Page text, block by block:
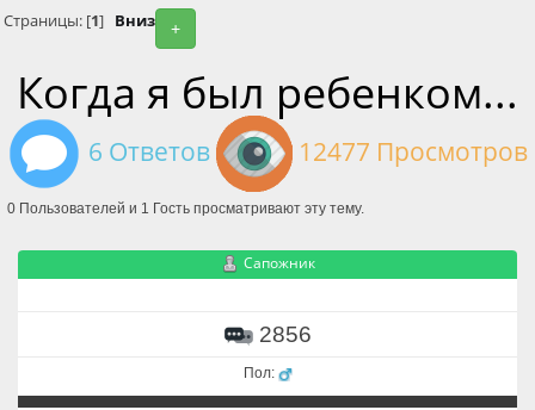
+
Страницы: [1] Вниз
Когда я был ребенком...
6 Ответов 12477 Просмотров
0 Пользователей и 1 Гость просматривают эту тему.
Сапожник
2856
Пол: